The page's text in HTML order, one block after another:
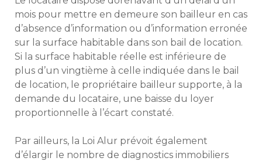
mois pour mettre en demeure son bailleur en cas
d’absence d’information ou d’information erronée
sur la surface habitable dans son bail de location.
Si la surface habitable réelle est inférieure de
plus d’un vingtième à celle indiquée dans le bail
de location, le propriétaire bailleur supporte, à la
demande du locataire, une baisse du loyer
proportionnelle à l’écart constaté.
Par ailleurs, la Loi Alur prévoit également
d’élargir le nombre de diagnostics immobiliers